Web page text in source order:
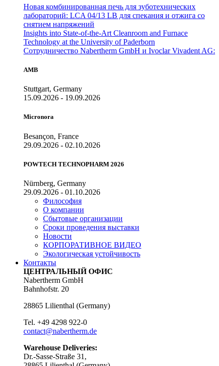
Новая комбинированная печь для зуботехнических
лабораторий: LCA 04/13 LB для спекания и отжига со
снятием напряжений
Insights into State-of-the-Art Cleanroom and Furnace
Technology at the University of Paderborn
Сотрудничество Nabertherm GmbH и Ivoclar Vivadent AG:
AMB
Stuttgart, Germany
15.09.2026 - 19.09.2026
Micronora
Besançon, France
29.09.2026 - 02.10.2026
POWTECH TECHNOPHARM 2026
Nürnberg, Germany
29.09.2026 - 01.10.2026
Философия
О компании
Сбытовые организации
Сроки проведения выставки
Новости
КОРПОРАТИВНОЕ ВИДЕО
Экологическая устойчивость
Контакты
ЦЕНТРАЛЬНЫЙ ОФИС
Nabertherm GmbH
Bahnhofstr. 20
28865 Lilienthal (Germany)
Tel. +49 4298 922-0
contact@nabertherm.de
Warehouse Deliveries:
Dr.-Sasse-Straße 31,